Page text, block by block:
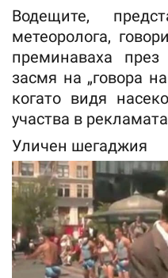
Водещите,
метеоролога,
преминаваха
засмя на „говора
когато видя
участва в
Уличен шегаджия